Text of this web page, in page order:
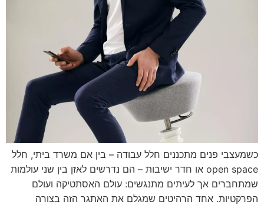
כשמעצבי פנים מתכננים חלל עבודה – בין אם משרד ביתי, חלל
open space או חדר ישיבות – הם נדרשים לאזן בין שני עולמות
שמתחברים אך לעיתים מתנגשים: עולם האסתטיקה ועולם
הפרקטיות. אחד הרהיטים שמגלם את האתגר הזה בצורה